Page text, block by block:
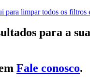
para limpar todos os filtros
para a
Fale conosco.